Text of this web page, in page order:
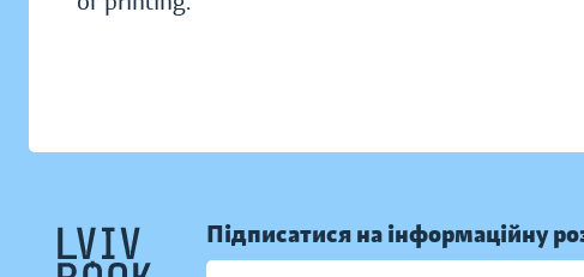
Підписатися на інформаційну